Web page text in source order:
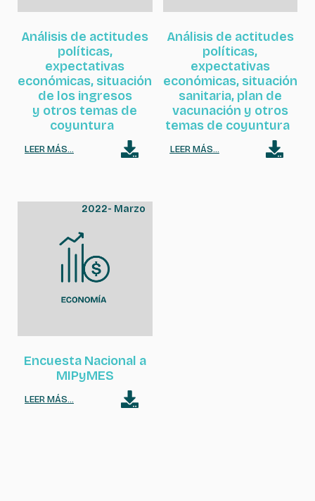
Análisis de actitudes
políticas,
expectativas
económicas, situación
de los ingresos
y otros temas de
coyuntura
LEER MÁS...
Análisis de actitudes
políticas,
expectativas
económicas, situación
sanitaria, plan de
vacunación y otros
temas de coyuntura
LEER MÁS...
2022- Marzo
Encuesta Nacional a
MIPyMES
LEER MÁS...